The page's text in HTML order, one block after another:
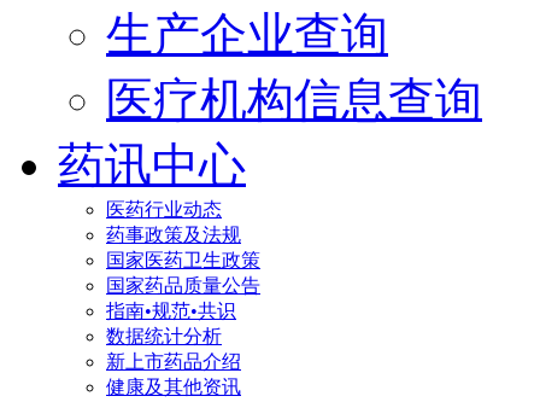
生产企业查询
医疗机构信息查询
药讯中心
医药行业动态
药事政策及法规
国家医药卫生政策
国家药品质量公告
指南•规范•共识
数据统计分析
新上市药品介绍
健康及其他资讯